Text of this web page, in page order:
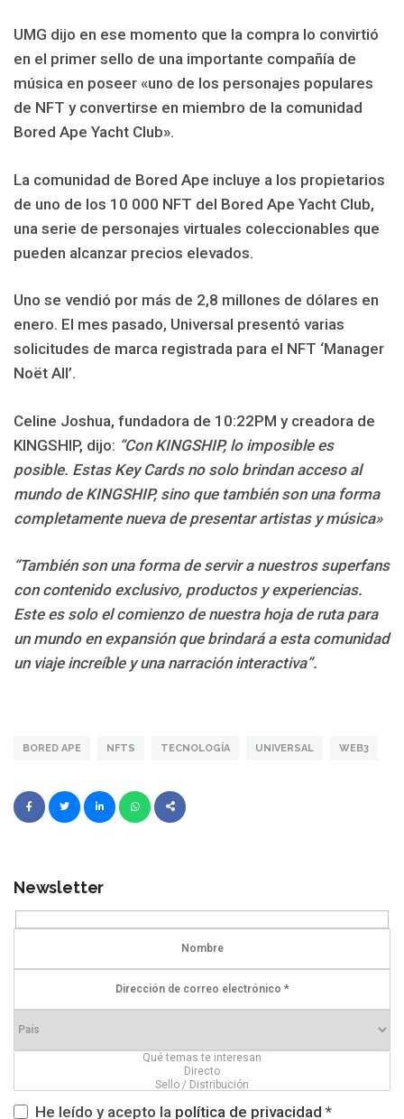
UMG dijo en ese momento que la compra lo convirtió
en el primer sello de una importante compañía de
música en poseer «uno de los personajes populares
de NFT y convertirse en miembro de la comunidad
Bored Ape Yacht Club».
La comunidad de Bored Ape incluye a los propietarios
de uno de los 10 000 NFT del Bored Ape Yacht Club,
una serie de personajes virtuales coleccionables que
pueden alcanzar precios elevados.
Uno se vendió por más de 2,8 millones de dólares en
enero. El mes pasado, Universal presentó varias
solicitudes de marca registrada para el NFT ‘Manager
Noët All’.
Celine Joshua, fundadora de 10:22PM y creadora de
KINGSHIP, dijo: “Con KINGSHIP, lo imposible es
posible. Estas Key Cards no solo brindan acceso al
mundo de KINGSHIP, sino que también son una forma
completamente nueva de presentar artistas y música»
“También son una forma de servir a nuestros superfans
con contenido exclusivo, productos y experiencias.
Este es solo el comienzo de nuestra hoja de ruta para
un mundo en expansión que brindará a esta comunidad
un viaje increíble y una narración interactiva”.
BORED APE NFTS TECNOLOGÍA UNIVERSAL WEB3
Newsletter
He leído y acepto la política de privacidad *